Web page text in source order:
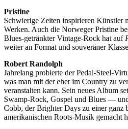
Pristine
Schwierige Zeiten inspirieren Künstler
Werken. Auch die Norweger Pristine
Blues-getränkter Vintage-Rock hat auf
weiter an Format und souveräner
Robert Randolph
Jahrelang probierte der Pedal-Steel-
was man mit der eher im Country zu
veranstalten kann. Sein neues Album
Swamp-Rock, Gospel und Blues —
Cobb, der Brighter Days zu einer ganz
amerikanischen Roots-Musik gemacht